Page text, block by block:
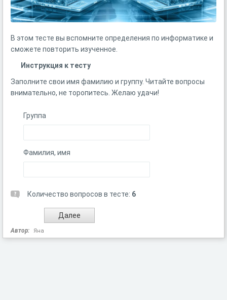
В этом тесте вы вспомните определения по информатике и
сможете повторить изученное.
Инструкция к тесту
Заполните свои имя фамилию и группу. Читайте вопросы
внимательно, не торопитесь. Желаю удачи!
Группа
Фамилия, имя
Количество вопросов в тесте: 6
Автор: Яна